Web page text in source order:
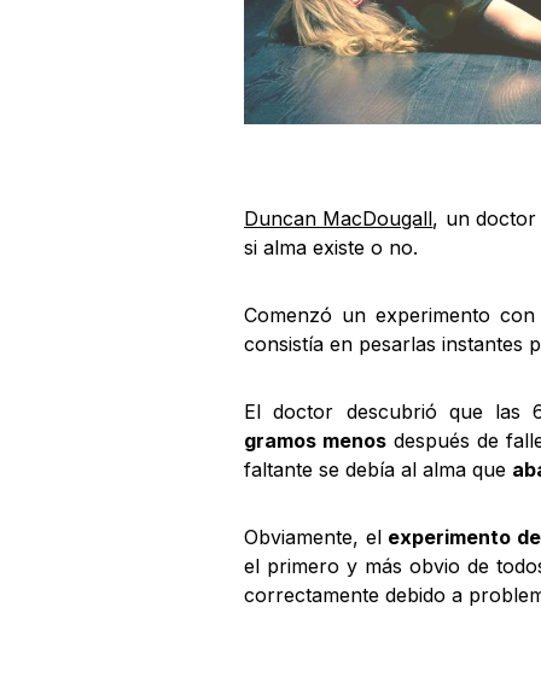
Duncan MacDougall, un
si alma existe o no.
Comenzó un experimento
consistía en pesarlas instantes
El doctor descubrió que las
gramos menos después de
faltante se debía al alma que
Obviamente, el experimento
el primero y más obvio de
correctamente debido a